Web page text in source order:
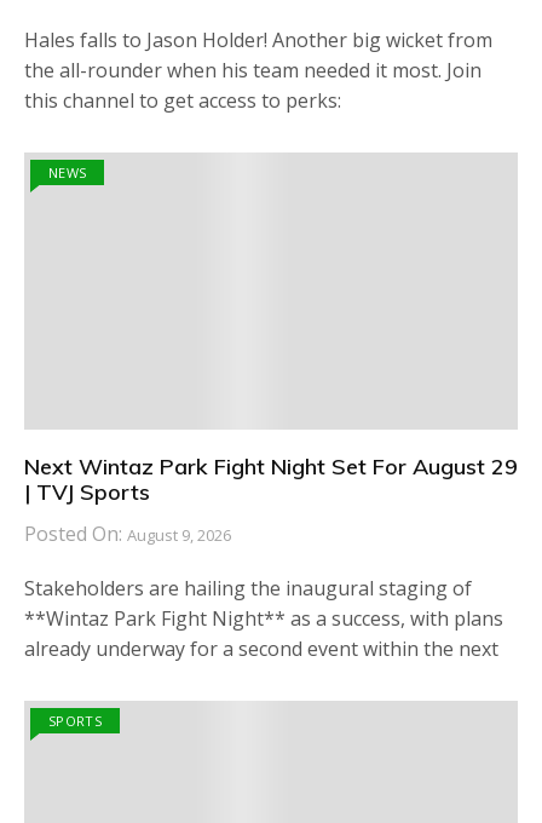
Hales falls to Jason Holder! Another big wicket from
the all-rounder when his team needed it most. Join
this channel to get access to perks:
NEWS
Next Wintaz Park Fight Night Set For August 29
| TVJ Sports
Posted On: August 9, 2026
Stakeholders are hailing the inaugural staging of
**Wintaz Park Fight Night** as a success, with plans
already underway for a second event within the next
SPORTS